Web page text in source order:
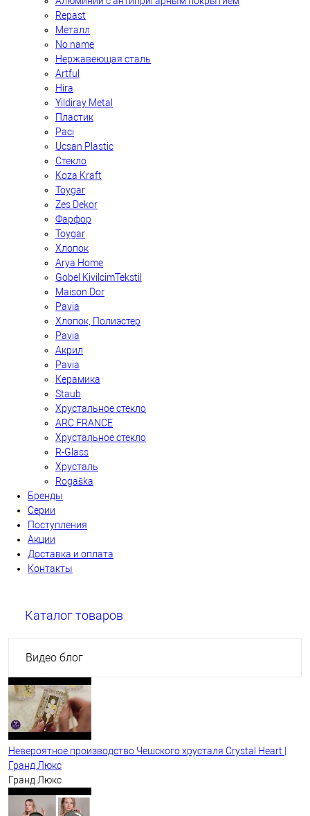
Repast
Металл
No name
Нержавеющая сталь
Artful
Hira
Yildiray Metal
Пластик
Paci
Ucsan Plastic
Стекло
Koza Kraft
Toygar
Zes Dekor
Фарфор
Toygar
Хлопок
Arya Home
Gobel KivilcimTekstil
Maison Dor
Pavia
Хлопок, Полиэстер
Pavia
Акрил
Pavia
Керамика
Staub
Хрустальное стекло
ARC FRANCE
Хрустальное стекло
R-Glass
Хрусталь
Rogaška
Бренды
Серии
Поступления
Акции
Доставка и оплата
Контакты
Каталог товаров
Видео блог
Невероятное производство Чешского хрусталя Crystal Heart |
Гранд Люкс
Гранд Люкс